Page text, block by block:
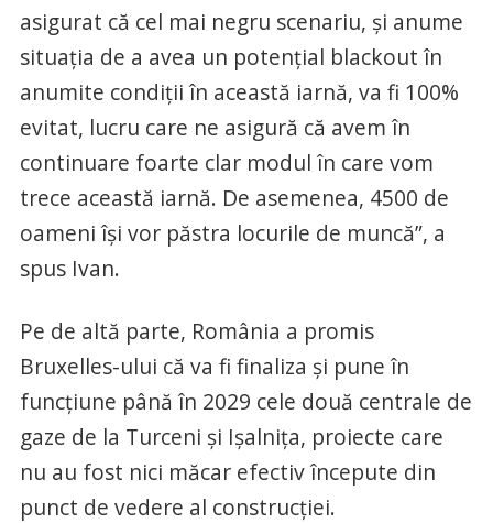
asigurat că cel mai negru scenariu, şi anume
situaţia de a avea un potenţial blackout în
anumite condiţii în această iarnă, va fi 100%
evitat, lucru care ne asigură că avem în
continuare foarte clar modul în care vom
trece această iarnă. De asemenea, 4500 de
oameni îşi vor păstra locurile de muncă”, a
spus Ivan.
Pe de altă parte, România a promis
Bruxelles-ului că va fi finaliza și pune în
funcțiune până în 2029 cele două centrale de
gaze de la Turceni și Ișalnița, proiecte care
nu au fost nici măcar efectiv începute din
punct de vedere al construcției.